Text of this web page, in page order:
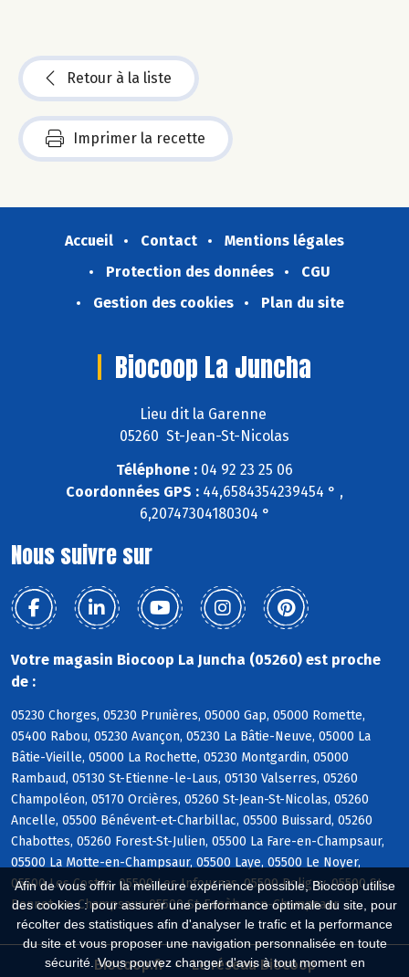
Afin de vous offrir la meilleure expérience possible, Biocoop utilise
des cookies : pour assurer une performance optimale du site, pour
récolter des statistiques afin d'analyser le trafic et la performance
du site et vous proposer une navigation personnalisée en toute
sécurité. Vous pouvez changer d'avis à tout moment en
Retour à la liste
Imprimer la recette
Accueil Contact
Mentions légales
Protection des données
CGU
Gestion des cookies
Plan du site
Biocoop La Juncha
Lieu dit la Garenne
05260 St-Jean-St-Nicolas
Téléphone : 04 92 23 25 06
Coordonnées GPS : 44,6584354239454 ° ,
6,20747304180304 °
Nous suivre sur
Votre magasin Biocoop La Juncha (05260) est proche
de :
05230 Chorges, 05230 Prunières, 05000 Gap, 05000 Romette,
05400 Rabou, 05230 Avançon, 05230 La Bâtie-Neuve, 05000 La
Bâtie-Vieille, 05000 La Rochette, 05230 Montgardin, 05000
Rambaud, 05130 St-Etienne-le-Laus, 05130 Valserres, 05260
Champoléon, 05170 Orcières, 05260 St-Jean-St-Nicolas, 05260
Ancelle, 05500 Bénévent-et-Charbillac, 05500 Buissard, 05260
Chabottes, 05260 Forest-St-Julien, 05500 La Fare-en-Champsaur,
05500 La Motte-en-Champsaur, 05500 Laye, 05500 Le Noyer,
05500 Les Costes, 05500 Les Infournas, 05500 Poligny, 05500 St-
Bonnet-en-Champsaur, 05500 St-Eusèbe-en-Champsaur
Biocoop.fr Le réseau Biocoop